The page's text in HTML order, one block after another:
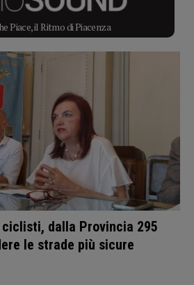
Piace, il Ritmo di Piacenza
dalla Provincia 295
le strade più sicure